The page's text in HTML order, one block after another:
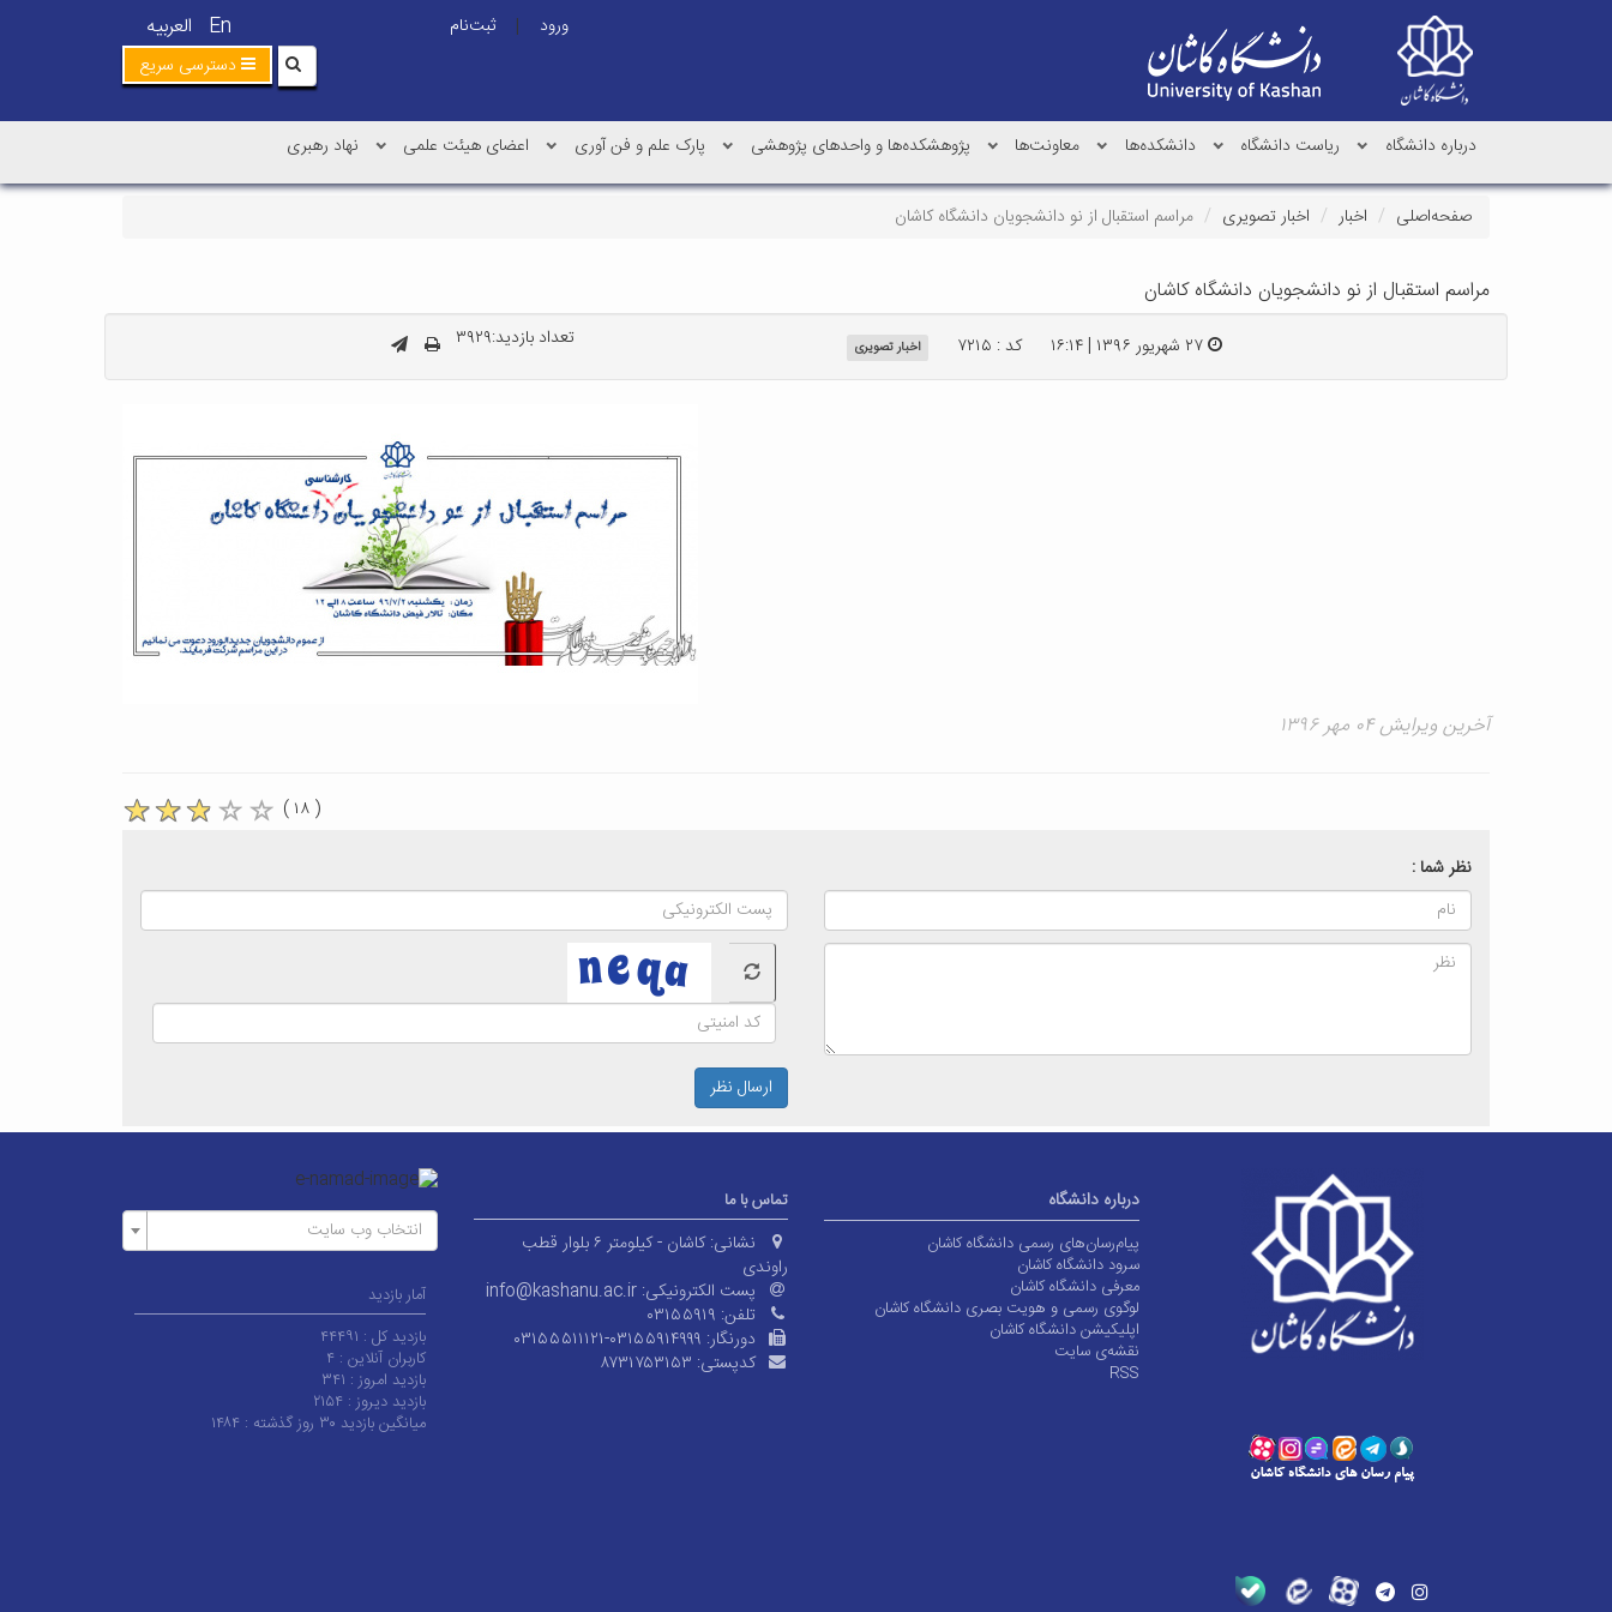
En العربیه ورود |
ثبت‌نام
دسترسی سریع
درباره دانشگاه ریاست دانشگاه دانشکده‌ها معاونت‌ها پژوهشکده‌ها و واحدهای پژوهشی پارک علم و فن آوری اعضای هیئت علمی نهاد رهبری
صفحه‌اصلی اخبار اخبار تصویری مراسم استقبال از نو دانشجویان دانشگاه کاشان
مراسم استقبال از نو دانشجویان دانشگاه کاشان
۲۷ شهریور ۱۳۹۶ | ۱۶:۱۴ کد : ۷۲۱۵ اخبار تصویری تعداد بازدید:۳۹۲۹
آخرین ویرایش ۰۴ مهر ۱۳۹۶
( ۱۸ )
نظر شما :
ارسال نظر
درباره دانشگاه
پیام‌رسان‌های رسمی دانشگاه کاشان
سرود دانشگاه کاشان
معرفی دانشگاه کاشان
لوگوی رسمی و هویت بصری دانشگاه کاشان
اپلیکیشن دانشگاه کاشان
نقشه‌ی سایت
RSS
تماس با ما
نشانی:
کاشان - کیلومتر ۶ بلوار قطب
راوندی
پست الکترونیکی: info@kashanu.ac.ir
تلفن: ۰۳۱۵۵۹۱۹
دورنگار: ۰۳۱۵۵۵۱۱۱۲۱-۰۳۱۵۵۹۱۴۹۹۹
کدپستی: ۸۷۳۱۷۵۳۱۵۳
انتخاب وب سایت
آمار بازدید
بازدید کل : ۴۴۴۹۱
کاربران آنلاین : ۴
بازدید امروز : ۳۴۱
بازدید دیروز : ۲۱۵۴
میانگین بازدید ۳۰ روز گذشته :
۱۴۸۴